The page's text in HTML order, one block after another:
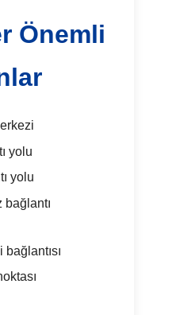
Önemli
yolu
yolu
bağlantı